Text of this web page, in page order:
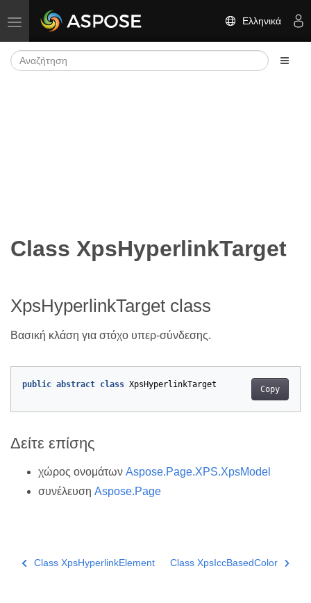
Εναλλαγή πλοήγησης Ελληνικά
Class XpsHyperlinkTarget
XpsHyperlinkTarget class
Βασική κλάση για στόχο υπερ-σύνδεσης.
Copy
public abstract class XpsHyperlinkTarget
Δείτε επίσης
χώρος ονομάτων Aspose.Page.XPS.XpsModel
συνέλευση Aspose.Page
Class XpsHyperlinkElement Class XpsIccBasedColor